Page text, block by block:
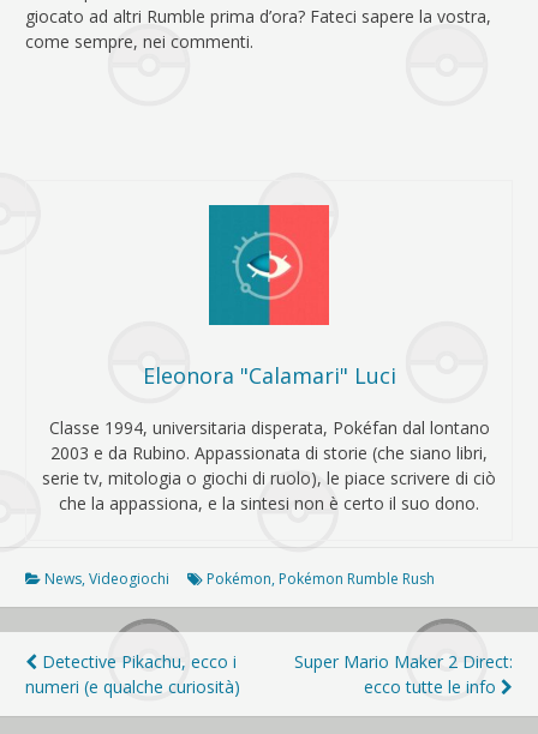
giocato ad altri Rumble prima d’ora? Fateci sapere la vostra,
come sempre, nei commenti.
Eleonora "Calamari" Luci
Classe 1994, universitaria disperata, Pokéfan dal lontano
2003 e da Rubino. Appassionata di storie (che siano libri,
serie tv, mitologia o giochi di ruolo), le piace scrivere di ciò
che la appassiona, e la sintesi non è certo il suo dono.
News,Videogiochi Pokémon, Pokémon Rumble Rush
Navigazione
articoli
Detective Pikachu, ecco i
numeri (e qualche curiosità)
Super Mario Maker 2 Direct:
ecco tutte le info